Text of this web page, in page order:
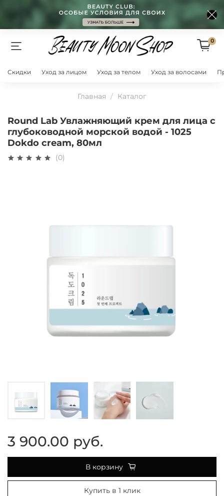
0
Скидки Уход за лицом Уход за телом Уход за волосами
Главная Каталог
Round Lab Увлажняющий крем для лица с
глубоководной морской водой - 1025
Dokdo cream, 80мл
(0)
3 900.00 руб.
В корзину
Купить в 1 клик